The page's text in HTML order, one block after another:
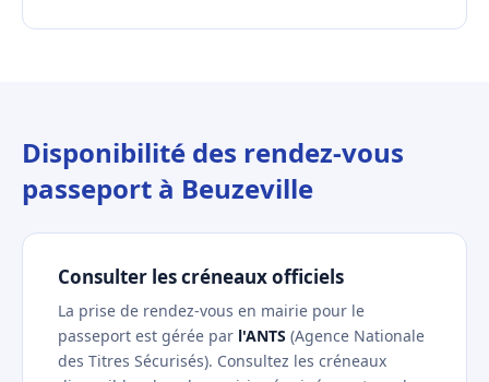
Disponibilité des rendez-vous
passeport à Beuzeville
Consulter les créneaux officiels
La prise de rendez-vous en mairie pour le
passeport est gérée par l'ANTS (Agence Nationale
des Titres Sécurisés). Consultez les créneaux